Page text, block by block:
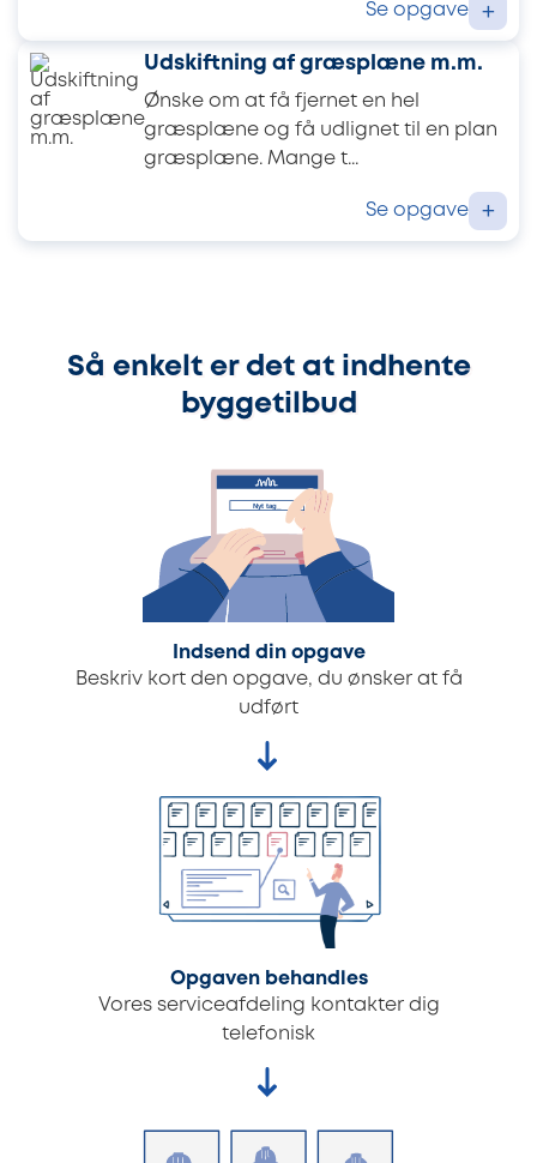
Se opgave +
Udskiftning af græsplæne m.m.
Ønske om at få fjernet en hel
græsplæne og få udlignet til en plan
græsplæne. Mange t...
Se opgave +
Så enkelt er det at indhente
byggetilbud
Indsend din opgave
Beskriv kort den opgave, du ønsker at få
udført
Opgaven behandles
Vores serviceafdeling kontakter dig
telefonisk